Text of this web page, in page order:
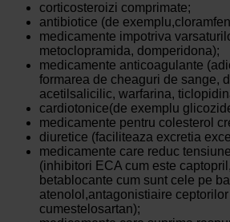
corticosteroizi comprimate;
antibiotice (de
medicamente impotriva
metoclopramida, domperidona);
medicamente anticoagulante
formarea de cheaguri de sange,
acetilsalicilic, warfarina,
cardiotonice(de exemplu
medicamente pentru colesterol
diuretice (faciliteaza excretia
medicamente care reduc
(inhibitori ECA cum este
betablocante cum sunt cele pe
atenolol,antagonistiaire ceptorilor
cumestelosartan);